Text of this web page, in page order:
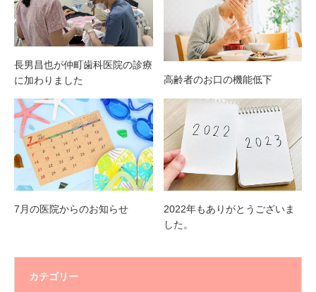
長男昌也が仲町歯科医院の診療
に加わりました
高齢者のお口の機能低下
7月の医院からのお知らせ
2022年もありがとうございま
した。
カテゴリー